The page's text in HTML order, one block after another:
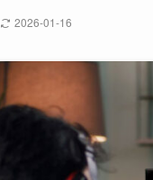
2026-01-16